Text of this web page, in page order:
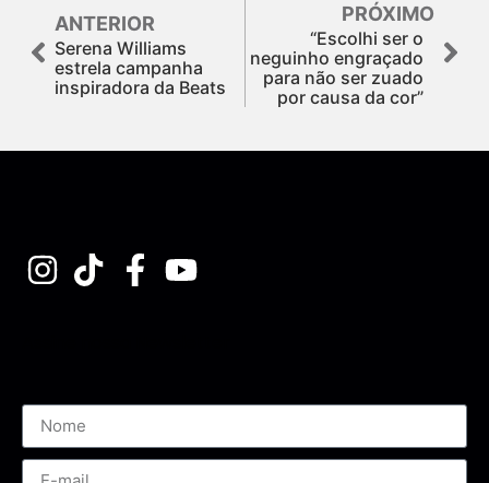
ANTERIOR
Serena Williams
estrela campanha
inspiradora da Beats
PRÓXIMO
“Escolhi ser o
neguinho engraçado
para não ser zuado
por causa da cor”